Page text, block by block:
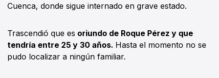
Cuenca, donde sigue internado en grave estado.
Trascendió que es oriundo de Roque Pérez y que
tendría entre 25 y 30 años. Hasta el momento no se
pudo localizar a ningún familiar.